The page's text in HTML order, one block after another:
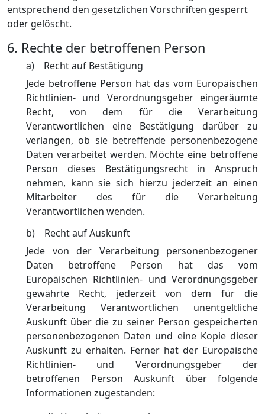
entsprechend den gesetzlichen Vorschriften gesperrt
oder gelöscht.
6. Rechte der betroffenen Person
a) Recht auf Bestätigung
Jede betroffene Person hat das vom Europäischen
Richtlinien- und Verordnungsgeber eingeräumte
Recht, von dem für die Verarbeitung
Verantwortlichen eine Bestätigung darüber zu
verlangen, ob sie betreffende personenbezogene
Daten verarbeitet werden. Möchte eine betroffene
Person dieses Bestätigungsrecht in Anspruch
nehmen, kann sie sich hierzu jederzeit an einen
Mitarbeiter des für die Verarbeitung
Verantwortlichen wenden.
b) Recht auf Auskunft
Jede von der Verarbeitung personenbezogener
Daten betroffene Person hat das vom
Europäischen Richtlinien- und Verordnungsgeber
gewährte Recht, jederzeit von dem für die
Verarbeitung Verantwortlichen unentgeltliche
Auskunft über die zu seiner Person gespeicherten
personenbezogenen Daten und eine Kopie dieser
Auskunft zu erhalten. Ferner hat der Europäische
Richtlinien- und Verordnungsgeber der
betroffenen Person Auskunft über folgende
Informationen zugestanden: